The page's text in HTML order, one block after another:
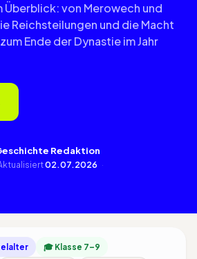
Überblick: von Merowech und
Reichsteilungen und die Macht
Ende der Dynastie im Jahr
Redaktion
02.07.2026 ·
🎓 Klasse 7–9